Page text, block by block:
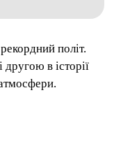
політ.
в історії